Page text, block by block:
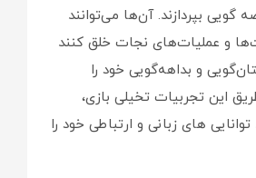
بپردازند. آن‌ها می‌توانند
و عملیات‌های نجات خلق کنند
و بداهه‌گویی خود را
این تجربیات تخیلی بازی،
های زبانی و ارتباطی خود را